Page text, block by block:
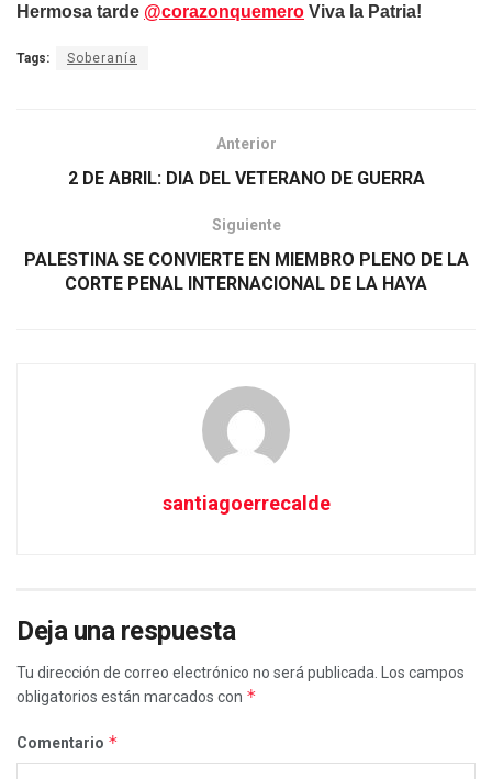
Hermosa tarde @corazonquemero Viva la Patria!
Tags: Soberanía
Anterior
2 DE ABRIL: DIA DEL VETERANO DE GUERRA
Siguiente
PALESTINA SE CONVIERTE EN MIEMBRO PLENO DE LA
CORTE PENAL INTERNACIONAL DE LA HAYA
santiagoerrecalde
Deja una respuesta
Tu dirección de correo electrónico no será publicada.
Los campos
obligatorios están marcados con *
Comentario *